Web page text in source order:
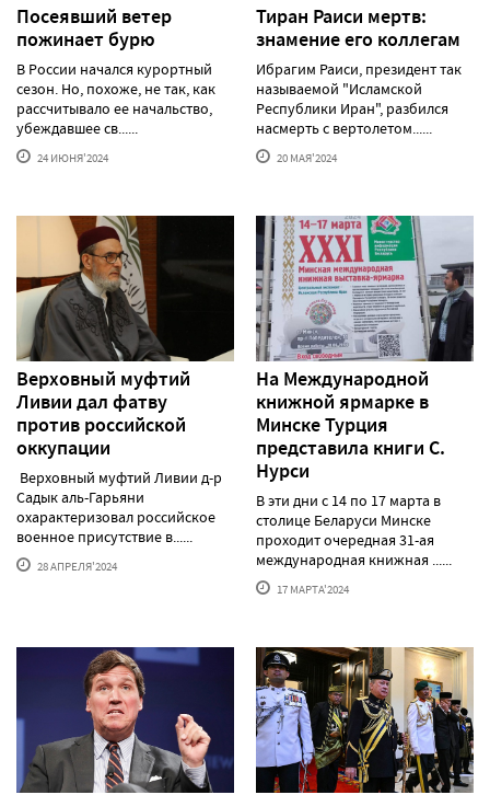
Посеявший ветер
пожинает бурю
В России начался курортный
сезон. Но, похоже, не так, как
рассчитывало ее начальство,
убеждавшее св......
24 ИЮНЯ'2024
Тиран Раиси мертв:
знамение его коллегам
Ибрагим Раиси, президент так
называемой "Исламской
Республики Иран", разбился
насмерть с вертолетом......
20 МАЯ'2024
Верховный муфтий
Ливии дал фатву
против российской
оккупации
Верховный муфтий Ливии д-р
Садык аль-Гарьяни
охарактеризовал российское
военное присутствие в......
28 АПРЕЛЯ'2024
На Международной
книжной ярмарке в
Минске Турция
представила книги С.
Нурси
В эти дни с 14 по 17 марта в
столице Беларуси Минске
проходит очередная 31-ая
международная книжная ......
17 МАРТА'2024